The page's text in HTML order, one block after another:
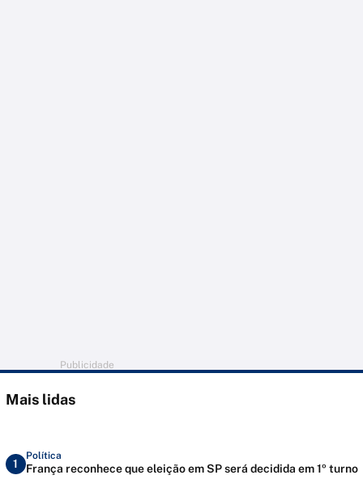
Publicidade
Mais lidas
1
Política
França reconhece que eleição em SP será decidida em 1º turno